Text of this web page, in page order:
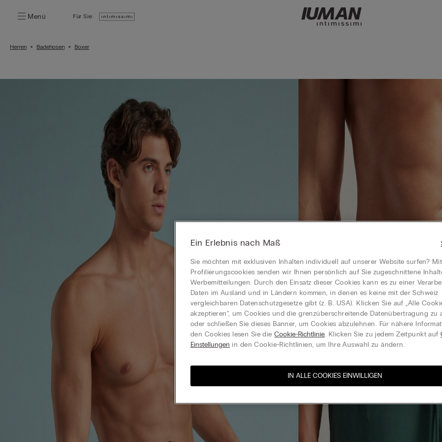
Menü Für Sie:
Herren Badehosen Boxer
Ein Erlebnis nach Maß
Sie möchten mit exklusiven Inhalten individuell auf unserer Website surfen?
Profilierungscookies senden wir Ihnen persönlich auf Sie zugeschnittene
Werbemitteilungen. Durch den Einsatz dieser Cookies kann es zu einer
Daten im Ausland und in Ländern kommen, in denen es keine mit der Schweiz
vergleichbaren Datenschutzgesetze gibt (z. B. USA). Klicken Sie auf „Alle
akzeptieren“, um Cookies und die grenzüberschreitende Datenübertragung zu
oder schließen Sie dieses Banner, um Cookies abzulehnen. Für nähere
den Cookies lesen Sie dieCookie-Richtlinie. Klicken Sie zu jedem Zeitpunkt auf
Einstellungen in den Cookie-Richtlinien, um Ihre Auswahl zu ändern.
IN ALLE COOKIES EINWILLIGEN